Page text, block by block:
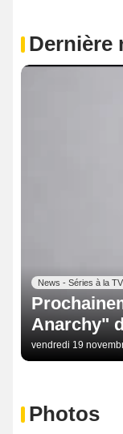
Dernière
News - Séries à la TV
Anarchy"
vendredi 19
Photos